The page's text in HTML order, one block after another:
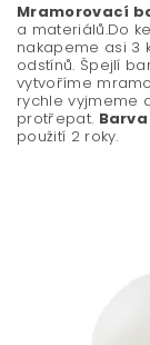
Mramorovací
a materiálů.Do
nakapeme asi 3
odstínů. Špejlí
vytvoříme
rychle vyjmeme
protřepat.
použití 2 roky.